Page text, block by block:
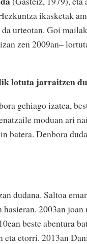
ikasketak
urteotan. Goi
zen 2009an–
lotuta jarraitzen
gehiago izatea,
moduan ari
batera. Denbora
dudana. Saltoa
2003an
beste abentura
etorri. 2013an